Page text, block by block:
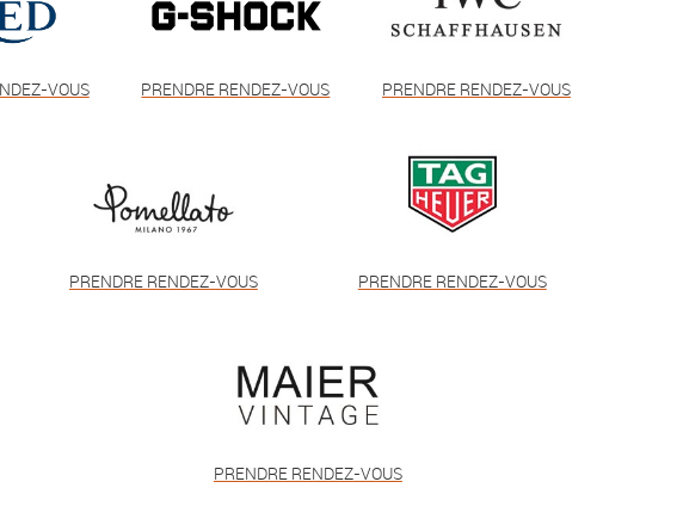
VOUS PRENDRE RENDEZ-VOUS PRENDRE RENDEZ-VOUS
PRENDRE RENDEZ-VOUS PRENDRE RENDEZ-VOUS
PRENDRE RENDEZ-VOUS